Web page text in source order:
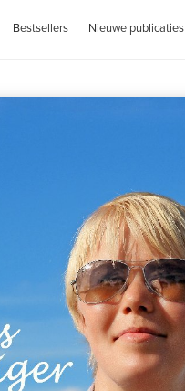
Bestsellers Nieuwe publicaties